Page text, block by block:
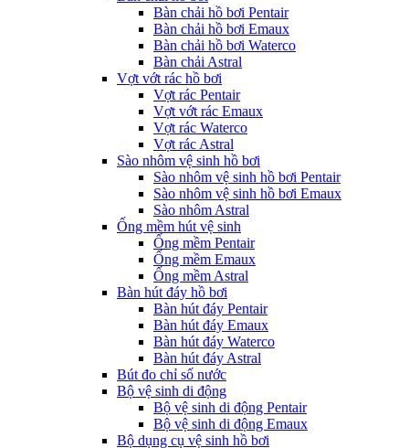
Bàn chải hồ bơi Pentair
Bàn chải hồ bơi Emaux
Bàn chải hồ bơi Waterco
Bàn chải Astral
Vợt vớt rác hồ bơi
Vợt rác Pentair
Vợt vớt rác Emaux
Vợt rác Waterco
Vợt rác Astral
Sào nhôm vệ sinh hồ bơi
Sào nhôm vệ sinh hồ bơi Pentair
Sào nhôm vệ sinh hồ bơi Emaux
Sào nhôm Astral
Ống mềm hút vệ sinh
Ống mềm Pentair
Ống mềm Emaux
Ống mềm Astral
Bàn hút đáy hồ bơi
Bàn hút đáy Pentair
Bàn hút đáy Emaux
Bàn hút đáy Waterco
Bàn hút đáy Astral
Bút đo chỉ số nước
Bộ vệ sinh di động
Bộ vệ sinh di động Pentair
Bộ vệ sinh di động Emaux
Bộ dụng cụ vệ sinh hồ bơi